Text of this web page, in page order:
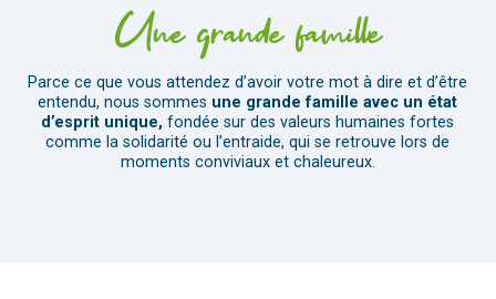
Une grande famille
Parce ce que vous attendez d’avoir votre mot à dire et d’être
entendu, nous sommes une grande famille avec un état
d’esprit unique, fondée sur des valeurs humaines fortes
comme la solidarité ou l’entraide, qui se retrouve lors de
moments conviviaux et chaleureux.